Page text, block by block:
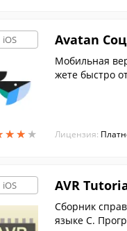
iOS
★★ ★
★★ ★
Avatan
Мобильная
жете быстро
Лицензия:
iOS AVR
Сборник
языке C.